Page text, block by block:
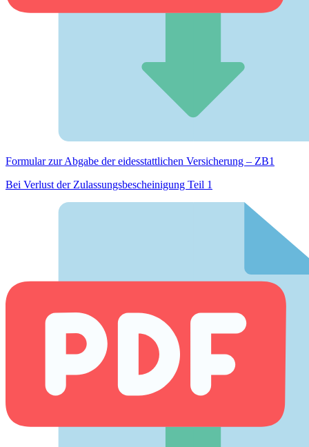
Formular zur Abgabe der eides­stattlichen Versicherung – ZB1
Bei Verlust der Zulassungsbescheinigung Teil 1